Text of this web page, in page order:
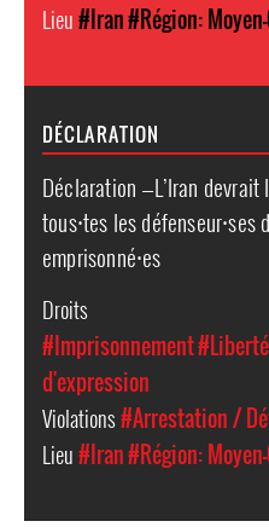
Lieu#Iran#Région:
DÉCLARATION
Déclaration —L’Iran
tous⸱tes les défenseur⸱ses
emprisonné⸱es
Droits
#Imprisonnement
d'expression
Violations#Arrestation /
Lieu#Iran#Région: